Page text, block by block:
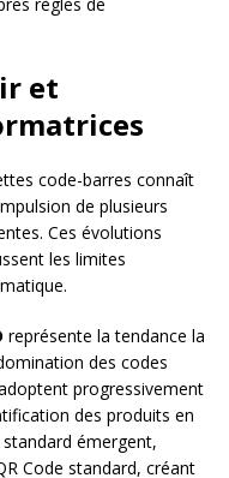
et
code-barres connaît
de plusieurs
Ces évolutions
les limites
représente la tendance la
des codes
progressivement
des produits en
standard émergent,
Code standard, créant